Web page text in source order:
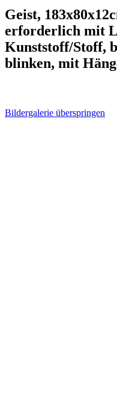
Geist,
erforderlich mit
Kunststoff/Stoff,
blinken, mit
Bildergalerie überspringen